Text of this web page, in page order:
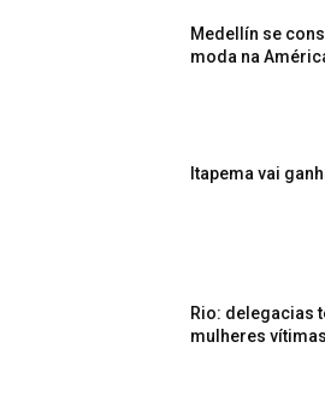
Medellín se
moda na
Itapema vai
Rio: delegacias
mulheres